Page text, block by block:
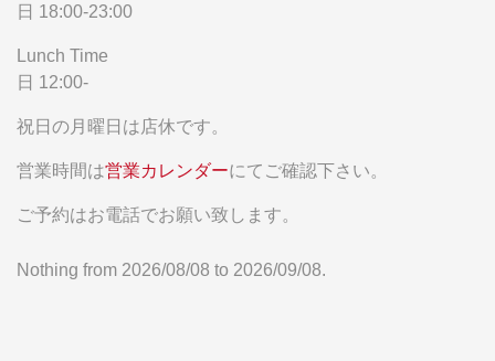
日 18:00-23:00
Lunch Time
日 12:00-
祝日の月曜日は店休です。
営業時間は営業カレンダーにてご確認下さい。
ご予約はお電話でお願い致します。
Nothing from 2026/08/08 to 2026/09/08.